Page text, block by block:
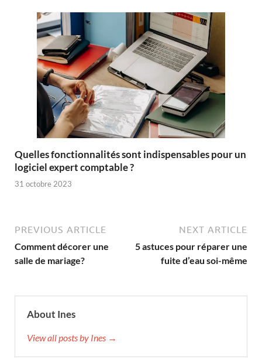
Quelles fonctionnalités sont indispensables pour un
logiciel expert comptable ?
31 octobre 2023
PREVIOUS ARTICLE
Comment décorer une
salle de mariage?
NEXT ARTICLE
5 astuces pour réparer une
fuite d’eau soi-même
About Ines
View all posts by Ines →